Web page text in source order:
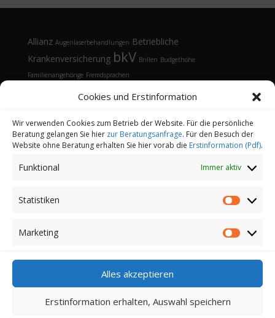
Cookies und Erstinformation
Wir verwenden Cookies zum Betrieb der Website. Für die persönliche
Beratung gelangen Sie hier zur Beratungsanfrage. Für den Besuch der
Website ohne Beratung erhalten Sie hier vorab die Erstinformation (Pdf).
Funktional Immer aktiv
Statistiken
Marketing
Alles akzeptieren
Erstinformation erhalten, Auswahl speichern
Allianz Augenlaserbehandlungen Betriebliche
Krankenversicherung bkV Brillen Budgethöhe
Familienangehörige Fremdsprachen
Sonnenbrille Tarifvergleich Vorsorgeuntersuchungen Vorteile
Öffnungsfenster
Copyright 2022-2026 | Finanz-und
Versicherungsmakler Sander GmbH | Alle Rechte
vorbehalten